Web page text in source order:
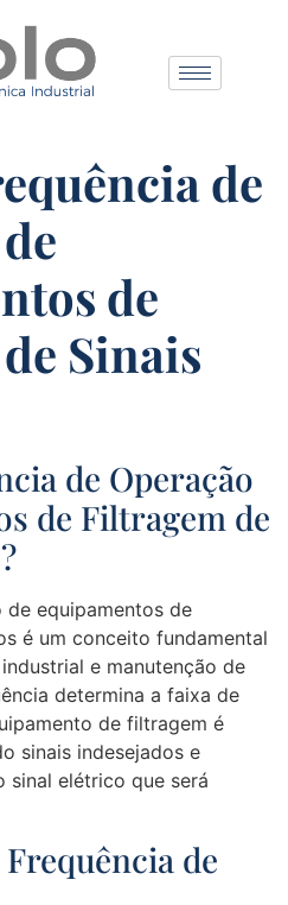
de
de
Sinais
de Operação
de Filtragem de
equipamentos de
é um conceito fundamental
e manutenção de
determina a faixa de
de filtragem é
sinais indesejados e
sinal elétrico que será
de